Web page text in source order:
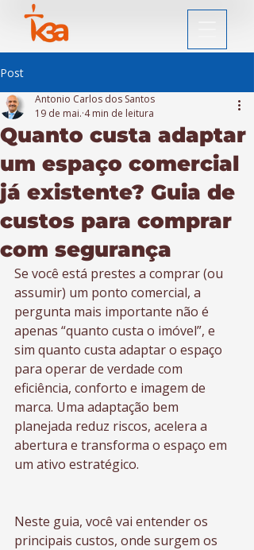
Post
Quanto custa adaptar
um espaço comercial
já existente? Guia de
custos para comprar
com segurança
Antonio Carlos dos Santos
19 de mai. 4 min de leitura
Se você está prestes a comprar (ou
assumir) um ponto comercial, a
pergunta mais importante não é
apenas “quanto custa o imóvel”, e
sim quanto custa adaptar o espaço
para operar de verdade com
eficiência, conforto e imagem de
marca. Uma adaptação bem
planejada reduz riscos, acelera a
abertura e transforma o espaço em
um ativo estratégico.
Neste guia, você vai entender os
principais custos, onde surgem os